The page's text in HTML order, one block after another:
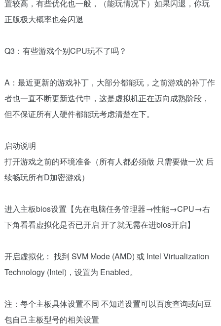
置较高，有些优化也一般，（能玩情况下）如果闪退，你玩
正版极大概率也会闪退
Q3：有些游戏个别CPU玩不了吗？
A：最近更新的游戏补丁，大部分都能玩，之前游戏的补丁作
者也一直不断更新迭代中，这是虚拟机正在迈向成熟阶段，
但不保证所有人硬件都能玩考虑清楚在下。
启动说明
打开游戏之前的环境准备（所有人都必须做 只需要做一次 后
续畅玩所有D加密游戏）
进入主板bios设置【先在电脑任务管理器→性能→CPU→右
下角看看虚拟化是否已开启 开了就无需在进bios开启】
开启虚拟化： 找到 SVM Mode (AMD) 或 Intel Virtualization
Technology (Intel)，设置为 Enabled。
注：每个主板具体设置不同 不知道设置可以百度查询或问豆
包自己主板型号的相关设置